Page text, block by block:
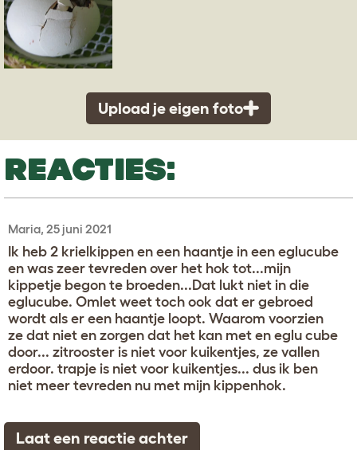
Upload je eigen foto
REACTIES:
Maria, 25 juni 2021
Ik heb 2 krielkippen en een haantje in een eglucube
en was zeer tevreden over het hok tot...mijn
kippetje begon te broeden...Dat lukt niet in die
eglucube. Omlet weet toch ook dat er gebroed
wordt als er een haantje loopt. Waarom voorzien
ze dat niet en zorgen dat het kan met en eglu cube
door... zitrooster is niet voor kuikentjes, ze vallen
erdoor. trapje is niet voor kuikentjes... dus ik ben
niet meer tevreden nu met mijn kippenhok.
Laat een reactie achter